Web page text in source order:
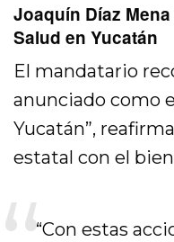
Joaquín Díaz
Salud en Yucatán
El mandatario
anunciado como
Yucatán”,
estatal con el
“Con estas